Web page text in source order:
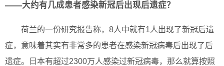
——大约有几成患者感染新冠后出现后遗症？
荷兰的一份研究报告称，8人中就有1人出现了新冠后遗
症，意味着其实有非常多的患者在感染新冠病毒后出现了后
遗症。日本有超过2300万人感染过新冠病毒，那么就算按照